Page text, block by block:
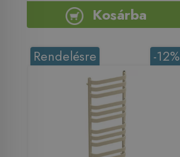
Kosárba
-12%
Rendelésre